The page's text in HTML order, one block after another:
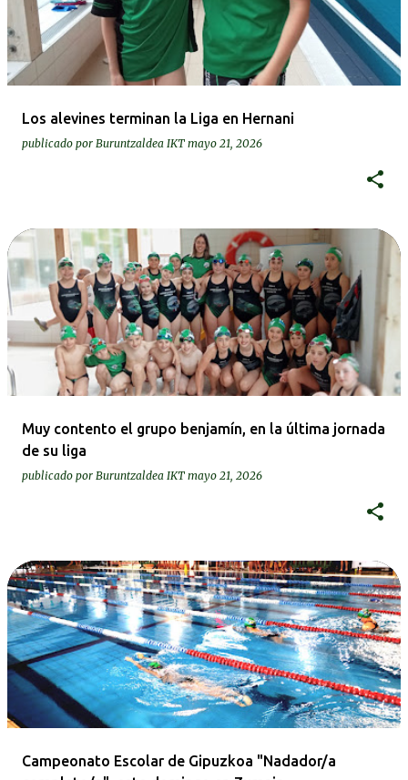
Los alevines terminan la Liga en Hernani
publicado por Buruntzaldea IKT mayo 21, 2026
Muy contento el grupo benjamín, en la última jornada
de su liga
publicado por Buruntzaldea IKT mayo 21, 2026
Campeonato Escolar de Gipuzkoa "Nadador/a